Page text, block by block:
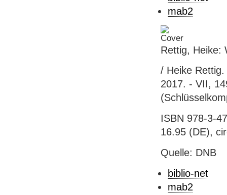
mab2
Rettig, Heike:
/ Heike
2017. - VII,
ISBN 978-3-
16.95 (DE),
Quelle: DNB
biblio-net
mab2